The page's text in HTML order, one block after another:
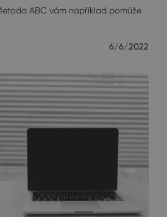
ABC vám například pomůže
6/6/2022